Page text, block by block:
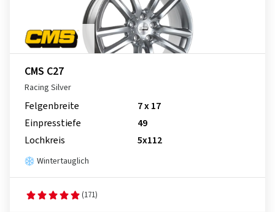
CMS C27
Racing Silver
Felgenbreite
7 x 17
Einpresstiefe
49
Lochkreis
5x112
Wintertauglich
(171)